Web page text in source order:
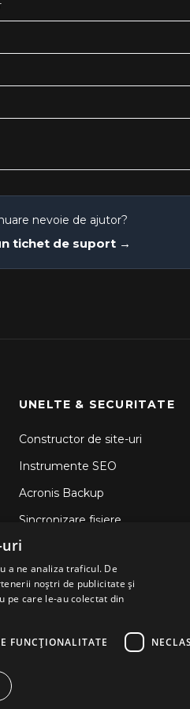
nevoie de ajutor?
tichet de suport →
UNELTE & SECURITATE
Constructor de site-uri
Instrumente SEO
Acronis Backup
Sincronizare fișiere
CodeGuard Backup
Securitate Sitelock
uri
a ne analiza traficul. De
noștri de publicitate și
pe care le-au colectat din
FUNCŢIONALITATE